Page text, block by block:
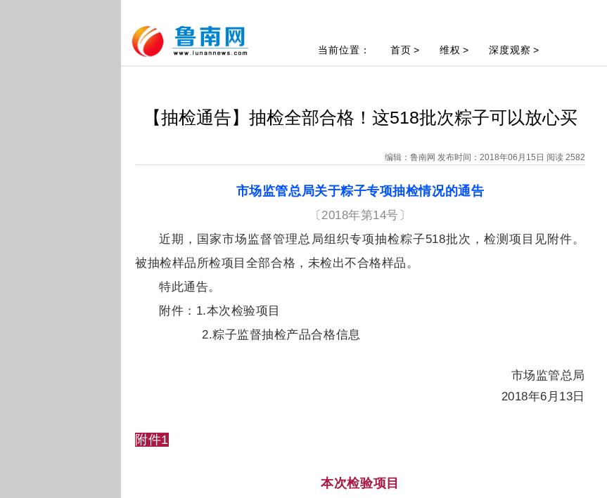
当前位置： 首页 > 维权 > 深度观察 >
【抽检通告】抽检全部合格！这518批次粽子可以放心买
编辑：鲁南网 发布时间：2018年06月15日 阅读 2582
市场监管总局关于粽子专项抽检情况的通告
〔2018年第14号〕
近期，国家市场监督管理总局组织专项抽检粽子518批次，检测项目见附件。
被抽检样品所检项目全部合格，未检出不合格样品。
特此通告。
附件：1.本次检验项目
2.粽子监督抽检产品合格信息
市场监管总局
2018年6月13日
附件1
本次检验项目